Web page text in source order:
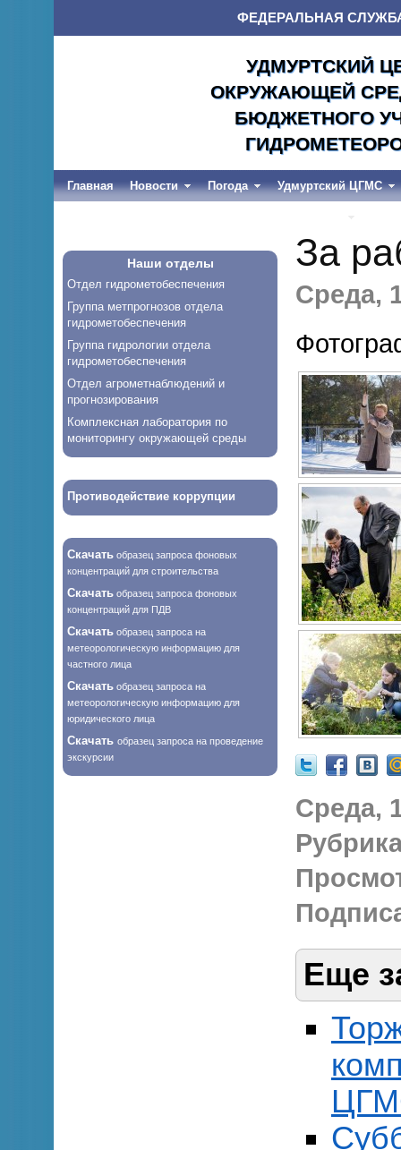
ФЕДЕРАЛЬНАЯ
УДМУРТСКИЙ
ОКРУЖАЮЩЕЙ
БЮДЖЕТНОГО
Главная Новости Погода Удмуртский ЦГМС
Наши отделы
Отдел гидрометобеспечения
Группа метпрогнозов отдела
гидрометобеспечения
Группа гидрологии отдела
гидрометобеспечения
Отдел агрометнаблюдений и
прогнозирования
Комплексная лаборатория по
мониторингу окружающей среды
Противодействие коррупции
Скачать образец запроса фоновых
концентраций для строительства
Скачать образец запроса фоновых
концентраций для ПДВ
Скачать образец запроса на
метеорологическую информацию для
частного лица
Скачать образец запроса на
метеорологическую информацию для
юридического лица
Скачать образец запроса на проведение
экскурсии
За
Среда,
Среда,
Еще